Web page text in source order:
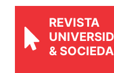
REVISTA